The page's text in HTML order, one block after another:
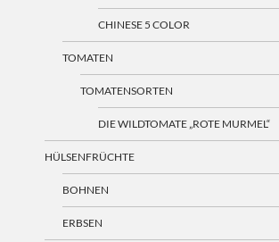
CHINESE 5 COLOR
TOMATEN
TOMATENSORTEN
DIE WILDTOMATE „ROTE MURMEL“
HÜLSENFRÜCHTE
BOHNEN
ERBSEN